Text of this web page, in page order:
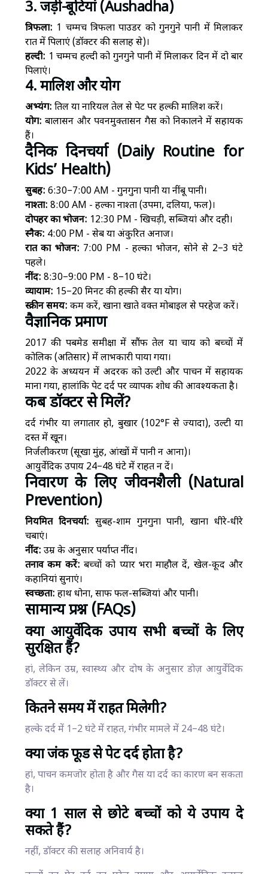
3. जड़ी-बूटियां (Aushadha)
त्रिफला: 1 चम्मच त्रिफला पाउडर को गुनगुने पानी में मिलाकर
रात में पिलाएं (डॉक्टर की सलाह से)।
हल्दी: 1 चम्मच हल्दी को गुनगुने पानी में मिलाकर दिन में दो बार
पिलाएं।
4. मालिश और योग
अभ्यंग: तिल या नारियल तेल से पेट पर हल्की मालिश करें।
योग: बालासन और पवनमुक्तासन गैस को निकालने में सहायक
हैं।
दैनिक दिनचर्या (Daily Routine for
Kids’ Health)
सुबह: 6:30–7:00 AM - गुनगुना पानी या नींबू पानी।
नाश्ता: 8:00 AM - हल्का नाश्ता (उपमा, दलिया, फल)।
दोपहर का भोजन: 12:30 PM - खिचड़ी, सब्जियां और दही।
स्नैक: 4:00 PM - सेब या अंकुरित अनाज।
रात का भोजन: 7:00 PM - हल्का भोजन, सोने से 2–3 घंटे
पहले।
नींद: 8:30–9:00 PM - 8–10 घंटे।
व्यायाम: 15–20 मिनट की हल्की सैर या योग।
स्क्रीन समय: कम करें, खाना खाते वक्त मोबाइल से परहेज करें।
वैज्ञानिक प्रमाण
2017 की पबमेड समीक्षा में सौंफ तेल या चाय को बच्चों में
कोलिक (अतिसार) में लाभकारी पाया गया।
2022 के अध्ययन में अदरक को उल्टी और पाचन में सहायक
माना गया, हालांकि पेट दर्द पर व्यापक शोध की आवश्यकता है।
कब डॉक्टर से मिलें?
दर्द गंभीर या लगातार हो, बुखार (102°F से ज्यादा), उल्टी या
दस्त में खून।
निर्जलीकरण (सूखा मुंह, आंखों में पानी न आना)।
आयुर्वेदिक उपाय 24–48 घंटे में राहत न दें।
निवारण के लिए जीवनशैली (Natural
Prevention)
नियमित दिनचर्या: सुबह-शाम गुनगुना पानी, खाना धीरे-धीरे
चबाएं।
नींद: उम्र के अनुसार पर्याप्त नींद।
तनाव कम करें: बच्चों को प्यार भरा माहौल दें, खेल-कूद और
कहानियां सुनाएं।
स्वच्छता: हाथ धोना, साफ फल-सब्जियां और पानी।
सामान्य प्रश्न (FAQs)
क्या आयुर्वेदिक उपाय सभी बच्चों के लिए
सुरक्षित हैं?
हां, लेकिन उम्र, स्वास्थ्य और दोष के अनुसार डोज़ आयुर्वेदिक
डॉक्टर से लें।
कितने समय में राहत मिलेगी?
हल्के दर्द में 1–2 घंटे में राहत, गंभीर मामले में 24–48 घंटे।
क्या जंक फूड से पेट दर्द होता है?
हां, पाचन कमजोर होता है और गैस या दर्द का कारण बन सकता
है।
क्या 1 साल से छोटे बच्चों को ये उपाय दे
सकते हैं?
नहीं, डॉक्टर की सलाह अनिवार्य है।